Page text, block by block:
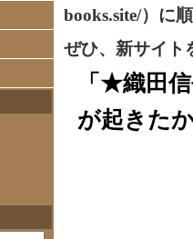
books.site/）に
ぜひ、新サイト
「★織田
が起きた